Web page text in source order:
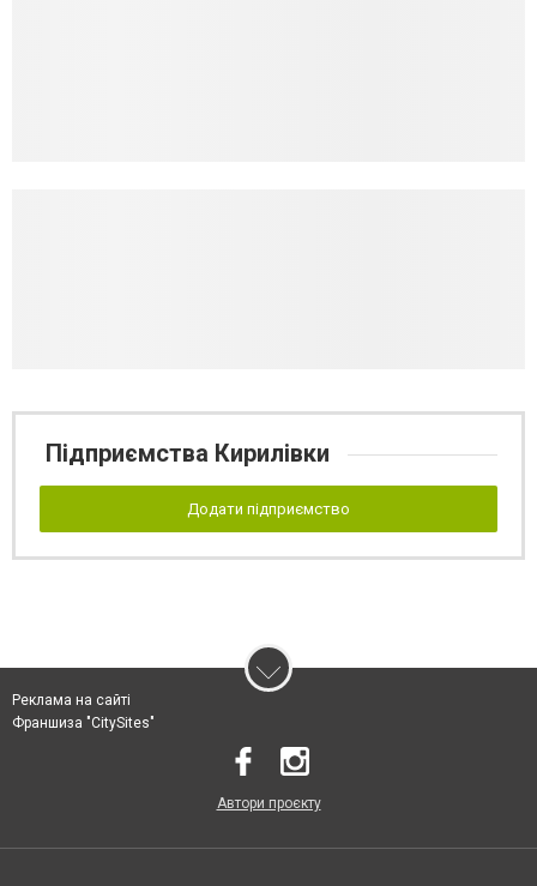
Підприємства Кирилівки
Додати підприємство
Реклама на сайті
Франшиза "CitySites"
Автори проєкту